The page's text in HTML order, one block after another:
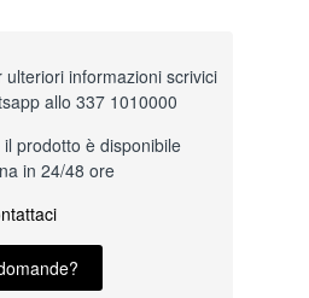
ulteriori informazioni scrivici
allo 337 1010000
il prodotto è disponibile
in 24/48 ore